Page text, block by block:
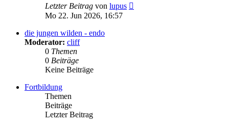
Letzter Beitrag von lupus
Mo 22. Jun 2026, 16:57
die jungen wilden - endo
Moderator: cliff
0 Themen
0 Beiträge
Keine Beiträge
Fortbildung
Themen
Beiträge
Letzter Beitrag